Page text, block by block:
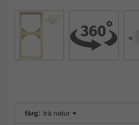
färg: trä natur